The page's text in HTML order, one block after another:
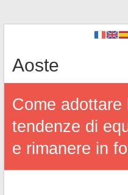
Aoste
Come adottare
tendenze di
e rimanere in